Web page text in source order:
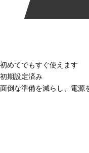
初めてでもすぐ使えます
初期設定済み
面倒な準備を減らし、電源